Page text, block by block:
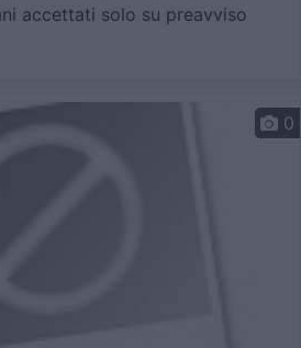
accettati solo su preavviso
0